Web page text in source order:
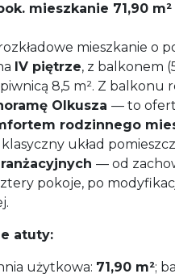
mieszkanie 71,90
mieszkanie o
IV piętrze, z balkonem
8,5 m². Z balkonu
Olkusza — to
rodzinnego
układ
— od
pokoje, po
atuty:
użytkowa: 71,90 m²;